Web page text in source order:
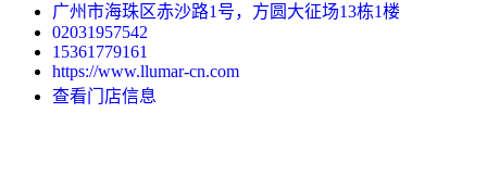
广州市海珠区赤沙路1号，方圆大征场13栋1楼
02031957542
15361779161
https://www.llumar-cn.com
查看门店信息